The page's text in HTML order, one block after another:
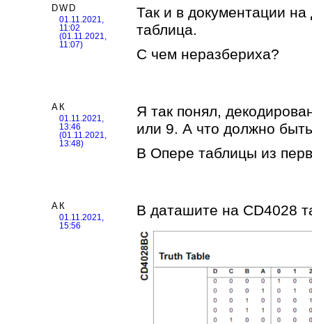
DWD
01.11.2021,
11:02
(01.11.2021,
11:07)
Так и в документации
таблица.
С чем неразбериха?
АК
01.11.2021,
13:46
(01.11.2021,
13:48)
Я так понял,
или 9. А что должно
В Опере таблицы из
АК
01.11.2021,
15:56
В даташите на CD4028